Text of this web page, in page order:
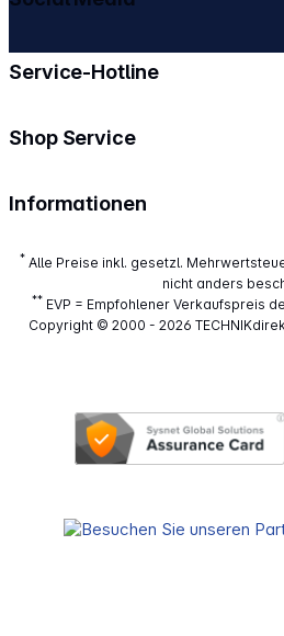
Service-Hotline
Shop Service
Informationen
* Alle Preise inkl. gesetzl.
nicht anders
**EVP = Empfohlener Verkaufspreis
Copyright © 2000 - 2026